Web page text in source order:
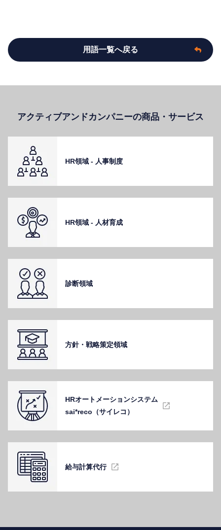
用語一覧へ戻る
アクティブアンドカンパニーの商品・サービス
HR領域 - ⼈事制度
HR領域 - ⼈材育成
診断領域
⽅針・戦略策定領域
HRオートメーションシステム
sai*reco（サイレコ）
給与計算代⾏